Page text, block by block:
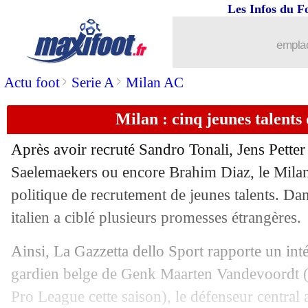
Actu foot> Serie A> Milan AC
Les Infos du
Milan : cinq jeunes talents
Après avoir recruté Sandro Tonali, Jens
Saelemaekers ou encore Brahim Diaz, le
politique de recrutement de jeunes talents.
italien a ciblé plusieurs promesses étrangères.
Ainsi, La Gazzetta dello Sport rapporte un
gardien belge de Genk Maarten Vandevoordt
Pro League cette saison), le défenseur
Portugal : Ronaldo, Di Meco a adoré
30/03 Chelsea: Havertz admet des
30/03 L1: les meilleurs gardiens sur penalty
30/03 Nantes : Blas a eu un déclic
30/03 Ita.: Gasperini encore élu meilleur
30/03 Real: Ramos, Salah a tourné la page
30/03 Man Utd : Pogba, Raiola tacle